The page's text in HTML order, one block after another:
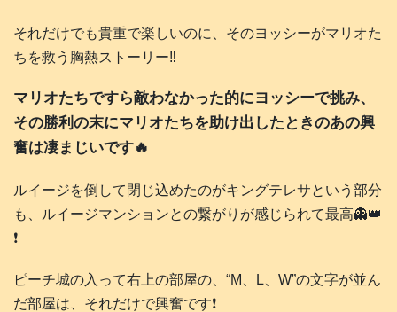
それだけでも貴重で楽しいのに、そのヨッシーがマリオた
ちを救う胸熱ストーリー‼️
マリオたちですら敵わなかった的にヨッシーで挑み、
その勝利の末にマリオたちを助け出したときのあの興
奮は凄まじいです🔥
ルイージを倒して閉じ込めたのがキングテレサという部分
も、ルイージマンションとの繋がりが感じられて最高👻👑
❗️
ピーチ城の入って右上の部屋の、“M、L、W”の文字が並ん
だ部屋は、それだけで興奮です❗️